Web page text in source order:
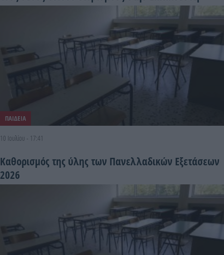
ΠΑΙΔΕΙΑ
10 Ιουλίου - 17:41
Καθορισμός της ύλης των Πανελλαδικών Εξετάσεων
2026